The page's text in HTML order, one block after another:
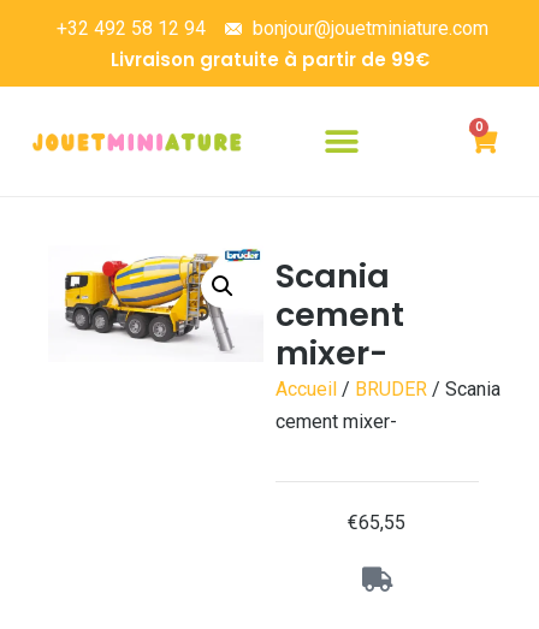
+32 492 58 12 94 bonjour@jouetminiature.com
Livraison gratuite à partir de 99€
0
Scania
cement
mixer-
Accueil/ BRUDER/ Scania
cement mixer-
€65,55